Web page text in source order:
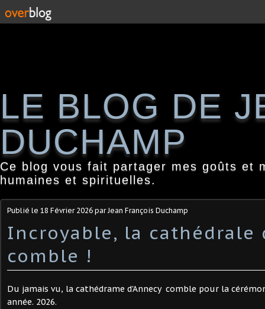
LE BLOG DE
DUCHAMP
Ce blog vous fait partager mes goûts et
humaines et spirituelles.
Publié le 18 Février 2026 par Jean François Duchamp
Incroyable, la cathédrale
comble !
Du jamais vu, la cathédrame d'Annecy comble pour la
année. 2026.